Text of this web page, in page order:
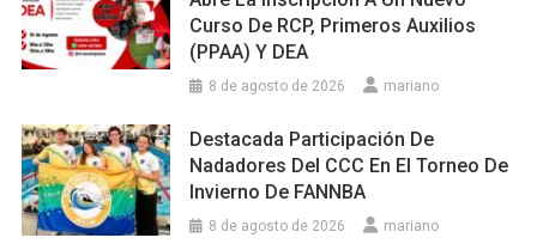
Curso De RCP, Primeros Auxilios
(PPAA) Y DEA
8 de agosto de 2026 mariano
Destacada Participación De
Nadadores Del CCC En El Torneo De
Invierno De FANNBA
8 de agosto de 2026 mariano